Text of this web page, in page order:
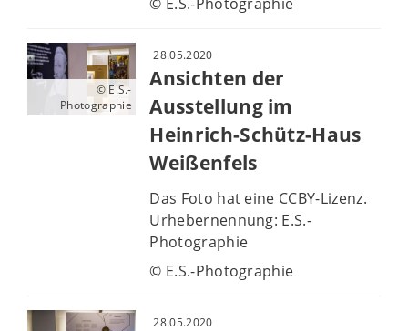
© E.S.-
Photographie
28.05.2020
Ansichten der
Ausstellung im
Heinrich-Schütz-Haus
Weißenfels
Das Foto hat eine CCBY-Lizenz.
Urhebernennung: E.S.-
Photographie
© E.S.-Photographie
28.05.2020